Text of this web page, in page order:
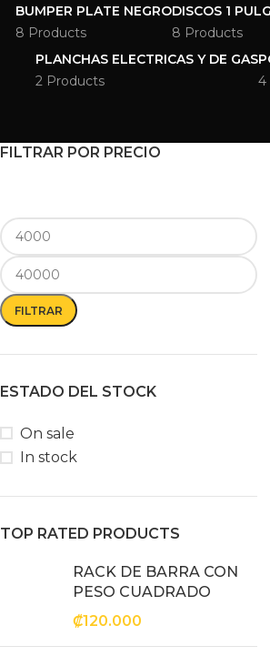
BUMPER PLATE NEGRO
8 Products
DISCOS 1
8 Products
PLANCHAS ELECTRICAS Y DE GAS
2 Products
4
FILTRAR POR PRECIO
FILTRAR
ESTADO DEL STOCK
On sale
In stock
TOP RATED PRODUCTS
RACK DE BARRA CON
PESO CUADRADO
₡120.000